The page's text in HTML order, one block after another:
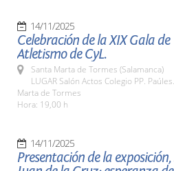
14/11/2025
Celebración de la XIX Gala de
Atletismo de CyL.
Santa Marta de Tormes (Salamanca)
LUGAR Salón Actos Colegio PP.
Marta de Tormes
Hora: 19,00 h
14/11/2025
Presentación de la exposición,